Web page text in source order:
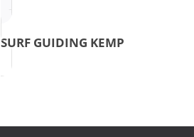
SURF GUIDING KEMP